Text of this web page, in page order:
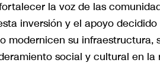
la voz de las
inversión y el apoyo
modernicen su
social y cultural en la